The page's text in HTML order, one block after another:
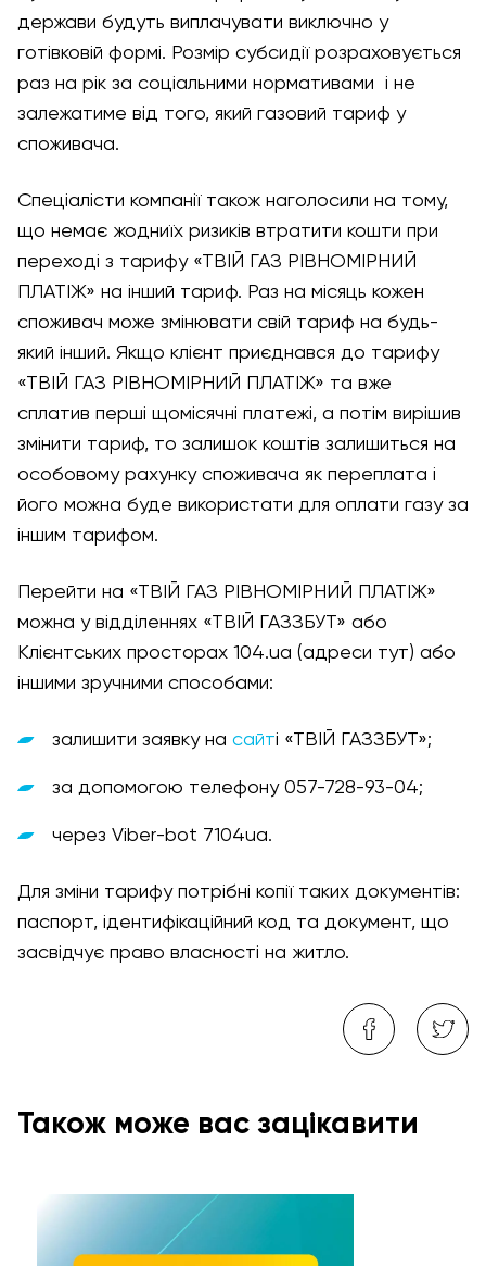
держави будуть виплачувати виключно у
готівковій формі. Розмір субсидії розраховується
раз на рік за соціальними нормативами і не
залежатиме від того, який газовий тариф у
споживача.
Спеціалісти компанії також наголосили на тому,
що немає жодниїх ризиків втратити кошти при
переході з тарифу «ТВІЙ ГАЗ РІВНОМІРНИЙ
ПЛАТІЖ» на інший тариф. Раз на місяць кожен
споживач може змінювати свій тариф на будь-
який інший. Якщо клієнт приєднався до тарифу
«ТВІЙ ГАЗ РІВНОМІРНИЙ ПЛАТІЖ» та вже
сплатив перші щомісячні платежі, а потім вирішив
змінити тариф, то залишок коштів залишиться на
особовому рахунку споживача як переплата і
його можна буде використати для оплати газу за
іншим тарифом.
Перейти на «ТВІЙ ГАЗ РІВНОМІРНИЙ ПЛАТІЖ»
можна у відділеннях «ТВІЙ ГАЗЗБУТ» або
Клієнтських просторах 104.ua (адреси тут) або
іншими зручними способами:
залишити заявку на сайті «ТВІЙ ГАЗЗБУТ»;
за допомогою телефону 057-728-93-04;
через Viber-bot 7104ua.
Для зміни тарифу потрібні копії таких документів:
паспорт, ідентифікаційний код та документ, що
засвідчує право власності на житло.
Також може вас зацікавити